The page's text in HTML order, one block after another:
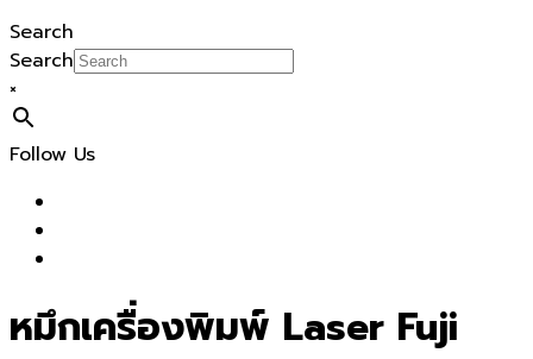
Search
Search
×
Follow Us
หมึกเครื่องพิมพ์ Laser Fuji